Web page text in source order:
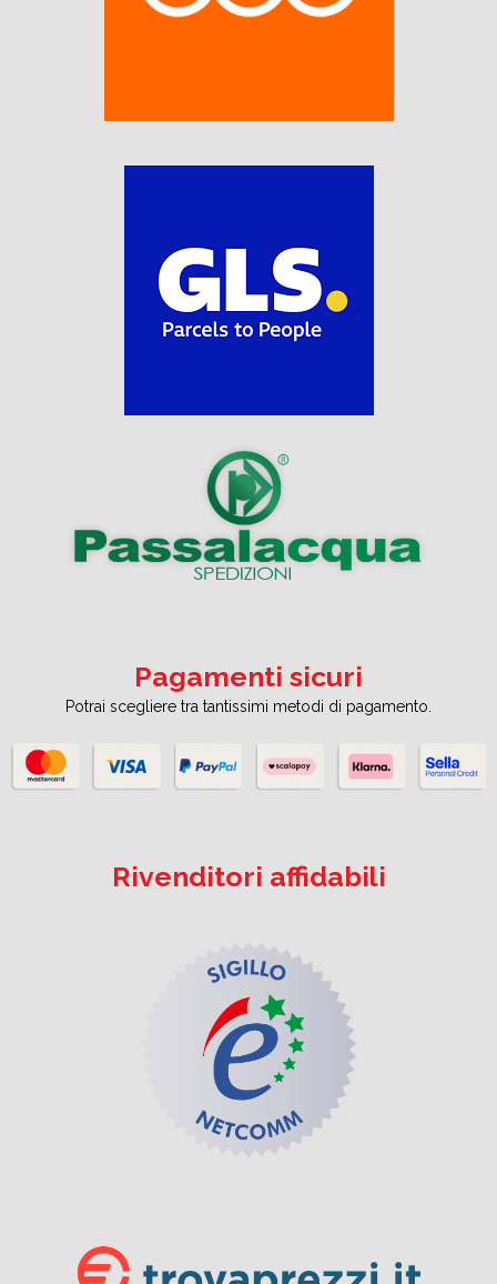
Pagamenti sicuri
Potrai scegliere tra tantissimi metodi di pagamento.
Rivenditori affidabili